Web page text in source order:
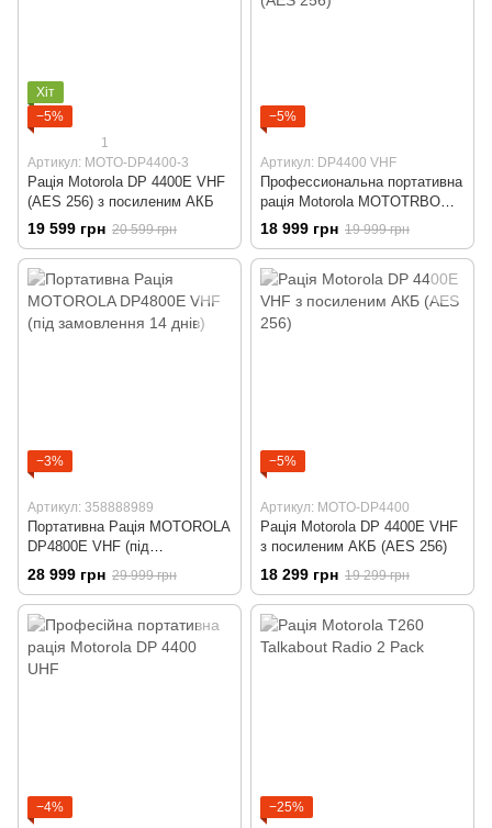
Хіт
−5%
1
Артикул: MOTO-DP4400-3
Рація Motorola DP 4400E VHF
(AES 256) з посиленим АКБ
19 599 грн 20 599 грн
−5%
Артикул: DP4400 VHF
Профессиональна портативна
рація Motorola MOTOTRBO
DP4400 VHF (AES 256)
18 999 грн 19 999 грн
−3%
Артикул: 358888989
Портативна Рація MOTOROLA
DP4800E VHF (під
замовлення 14 днів)
28 999 грн 29 999 грн
−5%
Артикул: MOTO-DP4400
Рація Motorola DP 4400E VHF
з посиленим АКБ (AES 256)
18 299 грн 19 299 грн
−4% −25%